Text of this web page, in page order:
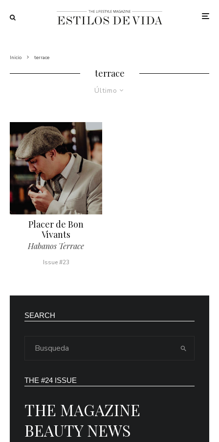
Inicio terrace
terrace
Último
Placer de Bon
Vivants
Habanos Terrace
Issue #23
SEARCH
THE #24 ISSUE
THE MAGAZINE
BEAUTY NEWS